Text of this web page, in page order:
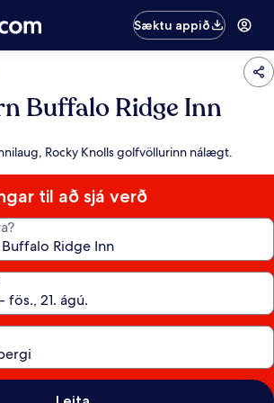
Sæktu appið
Buffalo Ridge Inn
Rocky Knolls golfvöllurinn nálægt.
til að sjá verð